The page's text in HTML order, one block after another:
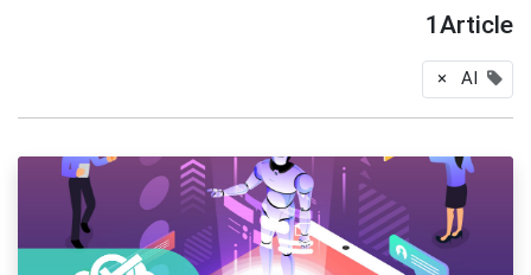
1Article
AI
×